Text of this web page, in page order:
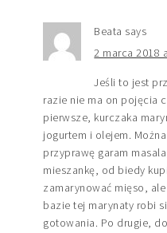
Beata says
2 marca 2018
Jeśli to jest
razie nie ma on pojęcia
pierwsze, kurczaka
jogurtem i olejem.
przyprawę garam
mieszankę, od biedy
zamarynować mięso,
bazie tej marynaty robi
gotowania. Po drugie,